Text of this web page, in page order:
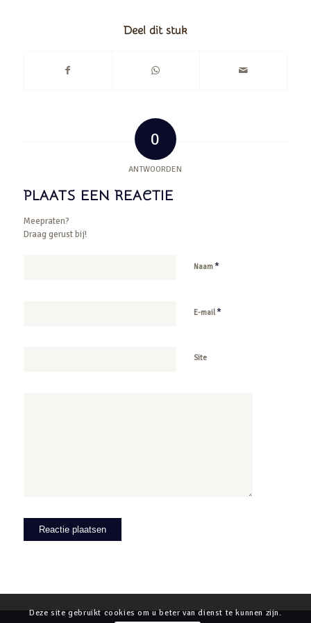
Deel dit stuk
0
ANTWOORDEN
PLAATS EEN REACTIE
Meepraten?
Draag gerust bij!
Naam*
E-mail*
Site
Deze site gebruikt cookies om u beter van dienst te kunnen zijn.